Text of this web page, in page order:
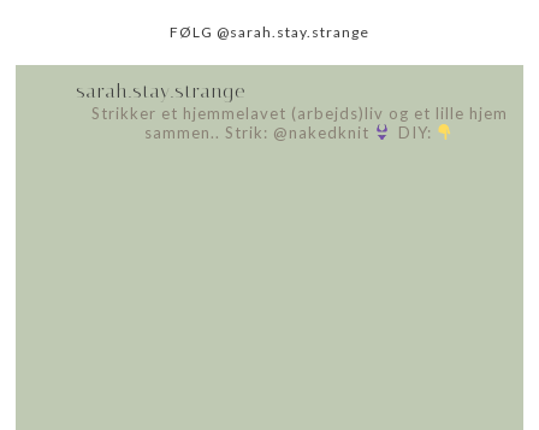
FØLG @sarah.stay.strange
sarah.stay.strange
Strikker et hjemmelavet (arbejds)liv og et lille hjem
sammen.. Strik: @nakedknit DIY: